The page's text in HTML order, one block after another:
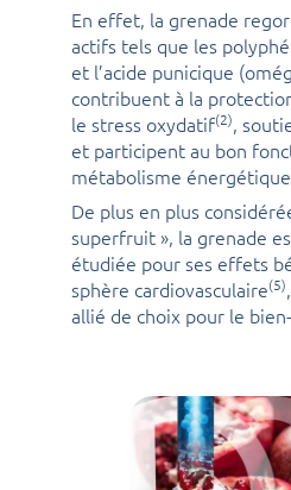
En effet, la grenade
actifs tels que les
et l’acide punicique
contribuent à la
le stress oxydatif(2),
et participent au bon
métabolisme énergétique
De plus en plus
superfruit », la grenade
étudiée pour ses effets
sphère cardiovasculaire(5)
allié de choix pour le